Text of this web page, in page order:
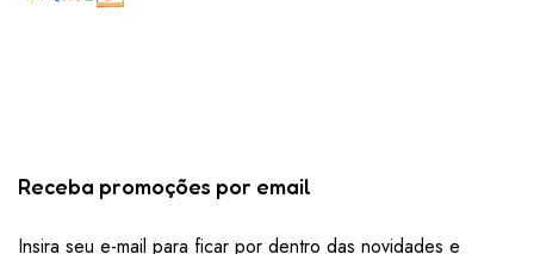
Receba promoções por email
Insira seu e-mail para ficar por dentro das novidades e